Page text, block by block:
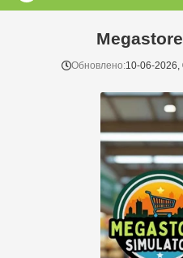
Обновлено:10-06-2026,